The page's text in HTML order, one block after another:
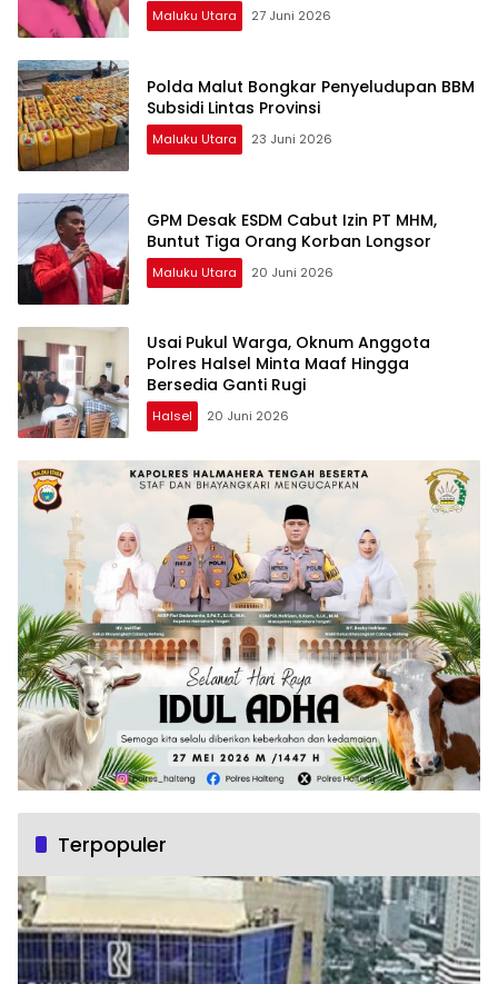
Maluku Utara 27 Juni 2026
Polda Malut Bongkar Penyeludupan BBM
Subsidi Lintas Provinsi
Maluku Utara 23 Juni 2026
GPM Desak ESDM Cabut Izin PT MHM,
Buntut Tiga Orang Korban Longsor
Maluku Utara 20 Juni 2026
Usai Pukul Warga, Oknum Anggota
Polres Halsel Minta Maaf Hingga
Bersedia Ganti Rugi
Halsel 20 Juni 2026
Terpopuler